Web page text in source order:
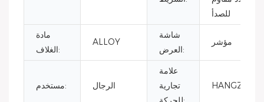
للصدأ
مادة
الغلاف:
ALLOY
شاشة
العرض:
مؤشر
مستخدم: الرجال
علامة
تجارية
HANGZHOU